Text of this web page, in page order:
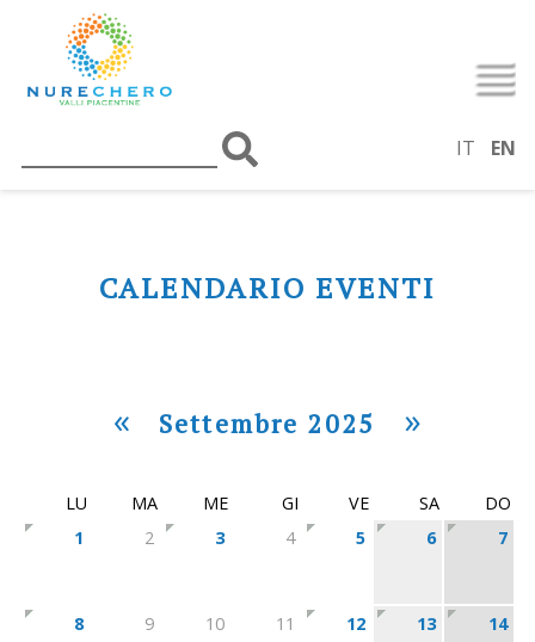
IT EN
CALENDARIO EVENTI
« Settembre 2025 »
LU MA ME GI VE SA
DO
1
2 3 4 5 6 7
8 9 10 11 12 13 14